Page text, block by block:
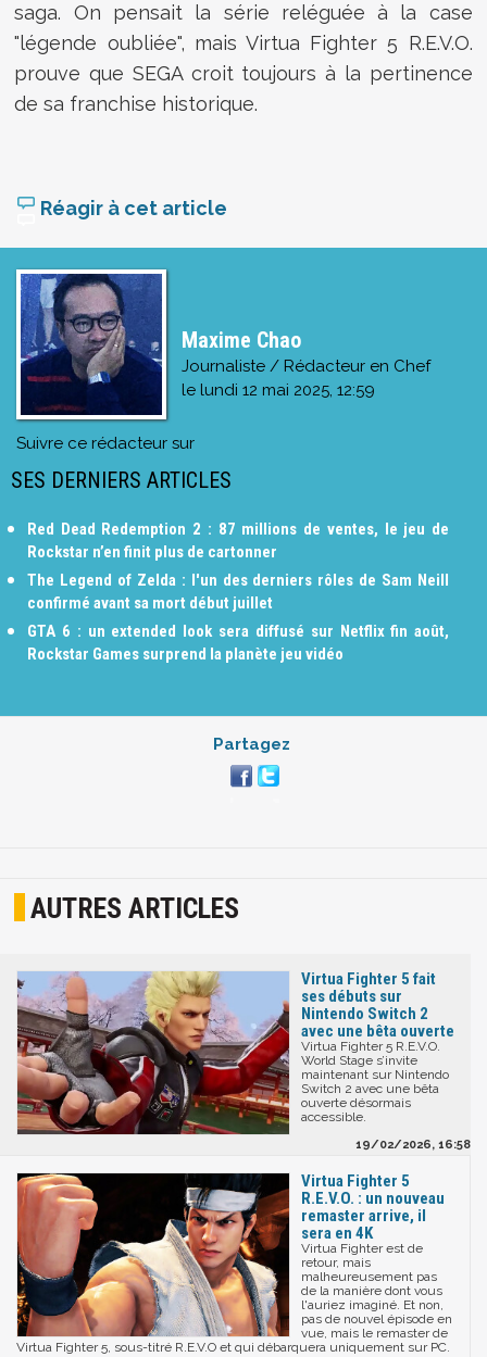
saga. On pensait la série reléguée à la case
"légende oubliée", mais Virtua Fighter 5 R.E.V.O.
prouve que SEGA croit toujours à la pertinence
de sa franchise historique.
Réagir à cet article
Maxime Chao
Journaliste / Rédacteur en Chef
le lundi 12 mai 2025, 12:59
Suivre ce rédacteur sur
SES DERNIERS ARTICLES
Red Dead Redemption 2 : 87 millions de ventes, le jeu de
Rockstar n’en finit plus de cartonner
The Legend of Zelda : l'un des derniers rôles de Sam Neill
confirmé avant sa mort début juillet
GTA 6 : un extended look sera diffusé sur Netflix fin août,
Rockstar Games surprend la planète jeu vidéo
Partagez
AUTRES ARTICLES
Virtua Fighter 5 fait
ses débuts sur
Nintendo Switch 2
avec une bêta ouverte
Virtua Fighter 5 R.E.V.O.
World Stage s’invite
maintenant sur Nintendo
Switch 2 avec une bêta
ouverte désormais
accessible.
19/02/2026, 16:58
Virtua Fighter 5
R.E.V.O. : un nouveau
remaster arrive, il
sera en 4K
Virtua Fighter est de
retour, mais
malheureusement pas
de la manière dont vous
l'auriez imaginé. Et non,
pas de nouvel épisode en
vue, mais le remaster de
Virtua Fighter 5, sous-titré R.E.V.O et qui débarquera uniquement sur PC.